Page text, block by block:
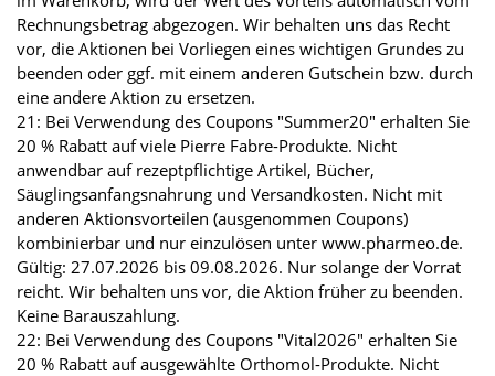
Rechnungsbetrag abgezogen. Wir behalten uns das Recht
vor, die Aktionen bei Vorliegen eines wichtigen Grundes zu
beenden oder ggf. mit einem anderen Gutschein bzw. durch
eine andere Aktion zu ersetzen.
21: Bei Verwendung des Coupons "Summer20" erhalten Sie
20 % Rabatt auf viele Pierre Fabre-Produkte. Nicht
anwendbar auf rezeptpflichtige Artikel, Bücher,
Säuglingsanfangsnahrung und Versandkosten. Nicht mit
anderen Aktionsvorteilen (ausgenommen Coupons)
kombinierbar und nur einzulösen unter www.pharmeo.de.
Gültig: 27.07.2026 bis 09.08.2026. Nur solange der Vorrat
reicht. Wir behalten uns vor, die Aktion früher zu beenden.
Keine Barauszahlung.
22: Bei Verwendung des Coupons "Vital2026" erhalten Sie
20 % Rabatt auf ausgewählte Orthomol-Produkte. Nicht